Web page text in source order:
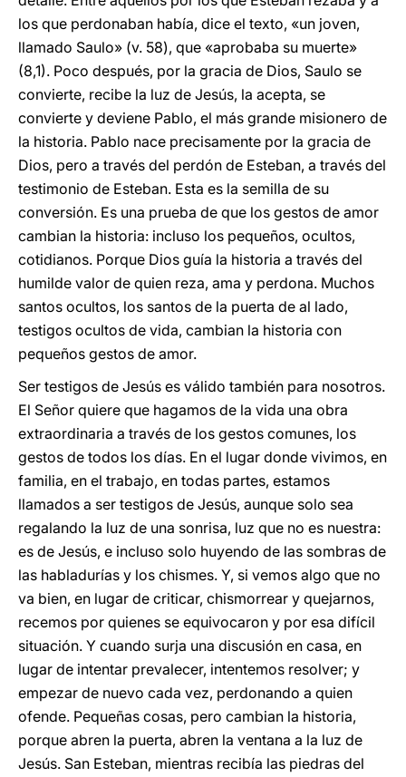
los que perdonaban había, dice el texto, «un joven,
llamado Saulo» (v. 58), que «aprobaba su muerte»
(8,1). Poco después, por la gracia de Dios, Saulo se
convierte, recibe la luz de Jesús, la acepta, se
convierte y deviene Pablo, el más grande misionero de
la historia. Pablo nace precisamente por la gracia de
Dios, pero a través del perdón de Esteban, a través del
testimonio de Esteban. Esta es la semilla de su
conversión. Es una prueba de que los gestos de amor
cambian la historia: incluso los pequeños, ocultos,
cotidianos. Porque Dios guía la historia a través del
humilde valor de quien reza, ama y perdona. Muchos
santos ocultos, los santos de la puerta de al lado,
testigos ocultos de vida, cambian la historia con
pequeños gestos de amor.
Ser testigos de Jesús es válido también para nosotros.
El Señor quiere que hagamos de la vida una obra
extraordinaria a través de los gestos comunes, los
gestos de todos los días. En el lugar donde vivimos, en
familia, en el trabajo, en todas partes, estamos
llamados a ser testigos de Jesús, aunque solo sea
regalando la luz de una sonrisa, luz que no es nuestra:
es de Jesús, e incluso solo huyendo de las sombras de
las habladurías y los chismes. Y, si vemos algo que no
va bien, en lugar de criticar, chismorrear y quejarnos,
recemos por quienes se equivocaron y por esa difícil
situación. Y cuando surja una discusión en casa, en
lugar de intentar prevalecer, intentemos resolver; y
empezar de nuevo cada vez, perdonando a quien
ofende. Pequeñas cosas, pero cambian la historia,
porque abren la puerta, abren la ventana a la luz de
Jesús. San Esteban, mientras recibía las piedras del